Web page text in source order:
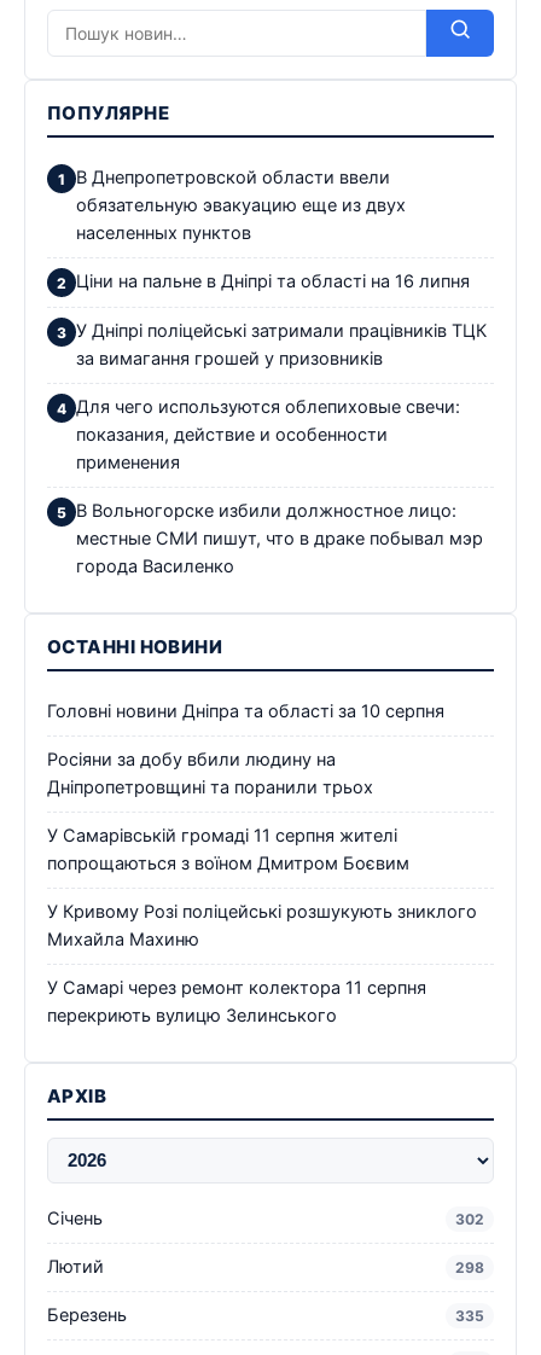
ПОПУЛЯРНЕ
В Днепропетровской области ввели
обязательную эвакуацию еще из двух
населенных пунктов
Ціни на пальне в Дніпрі та області на 16 липня
У Дніпрі поліцейські затримали працівників ТЦК
за вимагання грошей у призовників
Для чего используются облепиховые свечи:
показания, действие и особенности
применения
В Вольногорске избили должностное лицо:
местные СМИ пишут, что в драке побывал мэр
города Василенко
ОСТАННІ НОВИНИ
Головні новини Дніпра та області за 10 серпня
Росіяни за добу вбили людину на
Дніпропетровщині та поранили трьох
У Самарівській громаді 11 серпня жителі
попрощаються з воїном Дмитром Боєвим
У Кривому Розі поліцейські розшукують зниклого
Михайла Махиню
У Самарі через ремонт колектора 11 серпня
перекриють вулицю Зелинського
АРХІВ
Січень 302
Лютий 298
Березень 335